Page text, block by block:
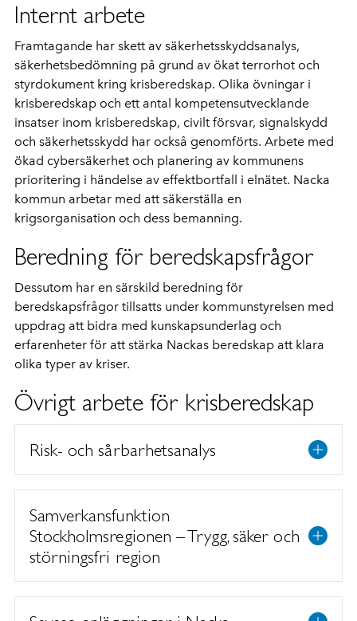
Internt arbete
Framtagande har skett av säkerhetsskyddsanalys,
säkerhetsbedömning på grund av ökat terrorhot och
styrdokument kring krisberedskap. Olika övningar i
krisberedskap och ett antal kompetensutvecklande
insatser inom krisberedskap, civilt försvar, signalskydd
och säkerhetsskydd har också genomförts. Arbete med
ökad cybersäkerhet och planering av kommunens
prioritering i händelse av effektbortfall i elnätet. Nacka
kommun arbetar med att säkerställa en
krigsorganisation och dess bemanning.
Beredning för beredskapsfrågor
Dessutom har en särskild beredning för
beredskapsfrågor tillsatts under kommunstyrelsen med
uppdrag att bidra med kunskapsunderlag och
erfarenheter för att stärka Nackas beredskap att klara
olika typer av kriser.
Övrigt arbete för krisberedskap
Risk- och sårbarhetsanalys
Samverkansfunktion
Stockholmsregionen – Trygg, säker och
störningsfri region